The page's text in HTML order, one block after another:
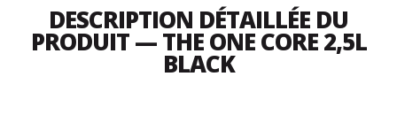
DESCRIPTION DÉTAILLÉE DU
PRODUIT — THE ONE CORE 2,5L
BLACK